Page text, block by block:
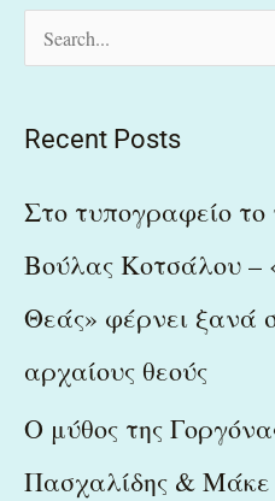
c
f
o
Recent Posts
Στο τυπογραφείο το
Βούλας Κοτσάλου –
Θεάς» φέρνει ξανά
αρχαίους θεούς
Ο μύθος της
Πασχαλίδης &